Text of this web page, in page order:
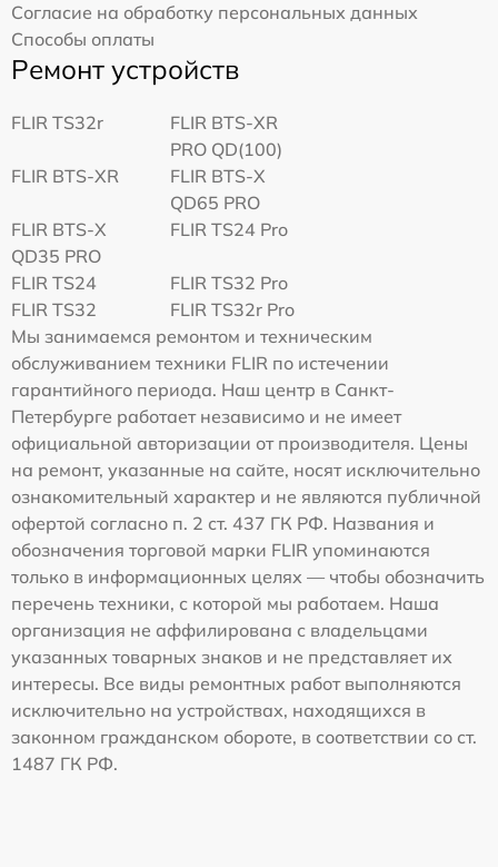
Согласие на обработку персональных данных
Способы оплаты
Ремонт устройств
FLIR TS32r
FLIR BTS-XR
PRO QD(100)
FLIR BTS-XR
FLIR BTS-X
QD65 PRO
FLIR BTS-X
QD35 PRO
FLIR TS24 Pro
FLIR TS24
FLIR TS32 Pro
FLIR TS32
FLIR TS32r Pro
Мы занимаемся ремонтом и техническим
обслуживанием техники FLIR по истечении
гарантийного периода. Наш центр в Санкт-
Петербурге работает независимо и не имеет
официальной авторизации от производителя. Цены
на ремонт, указанные на сайте, носят исключительно
ознакомительный характер и не являются публичной
офертой согласно п. 2 ст. 437 ГК РФ. Названия и
обозначения торговой марки FLIR упоминаются
только в информационных целях — чтобы обозначить
перечень техники, с которой мы работаем. Наша
организация не аффилирована с владельцами
указанных товарных знаков и не представляет их
интересы. Все виды ремонтных работ выполняются
исключительно на устройствах, находящихся в
законном гражданском обороте, в соответствии со ст.
1487 ГК РФ.